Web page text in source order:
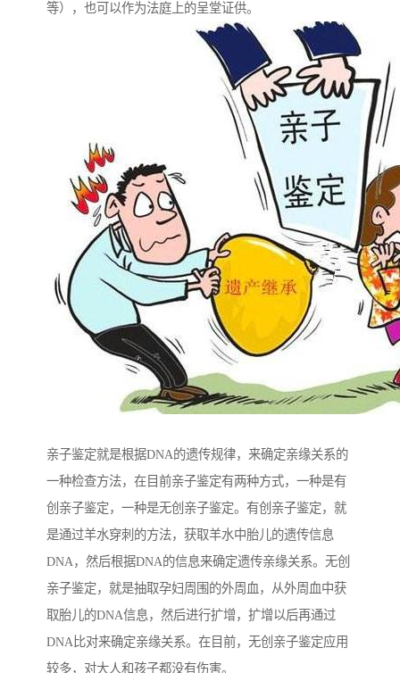
等），也可以作为法庭上的呈堂证供。
亲子鉴定就是根据DNA的遗传规律，来确定亲缘关系的
一种检查方法，在目前亲子鉴定有两种方式，一种是有
创亲子鉴定，一种是无创亲子鉴定。有创亲子鉴定，就
是通过羊水穿刺的方法，获取羊水中胎儿的遗传信息
DNA，然后根据DNA的信息来确定遗传亲缘关系。无创
亲子鉴定，就是抽取孕妇周围的外周血，从外周血中获
取胎儿的DNA信息，然后进行扩增，扩增以后再通过
DNA比对来确定亲缘关系。在目前，无创亲子鉴定应用
较多，对大人和孩子都没有伤害。